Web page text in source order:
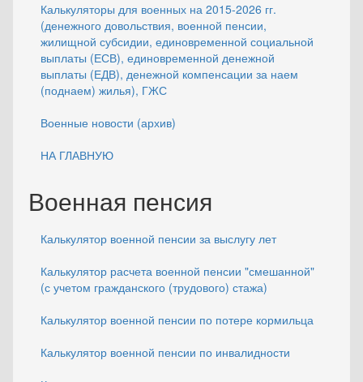
Калькуляторы для военных на 2015-2026 гг.
(денежного довольствия, военной пенсии,
жилищной субсидии, единовременной социальной
выплаты (ЕСВ), единовременной денежной
выплаты (ЕДВ), денежной компенсации за наем
(поднаем) жилья), ГЖС
Военные новости (архив)
НА ГЛАВНУЮ
Военная пенсия
Калькулятор военной пенсии за выслугу лет
Калькулятор расчета военной пенсии "смешанной"
(с учетом гражданского (трудового) стажа)
Калькулятор военной пенсии по потере кормильца
Калькулятор военной пенсии по инвалидности